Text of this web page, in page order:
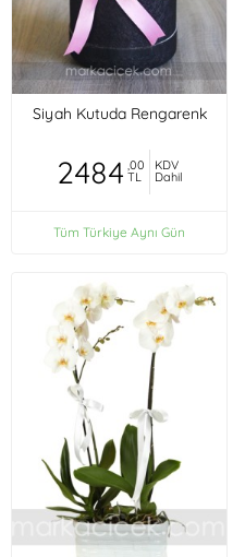
Siyah Kutuda Rengarenk
2484 ,00
TL
KDV
Dahil
Tüm Türkiye Aynı Gün